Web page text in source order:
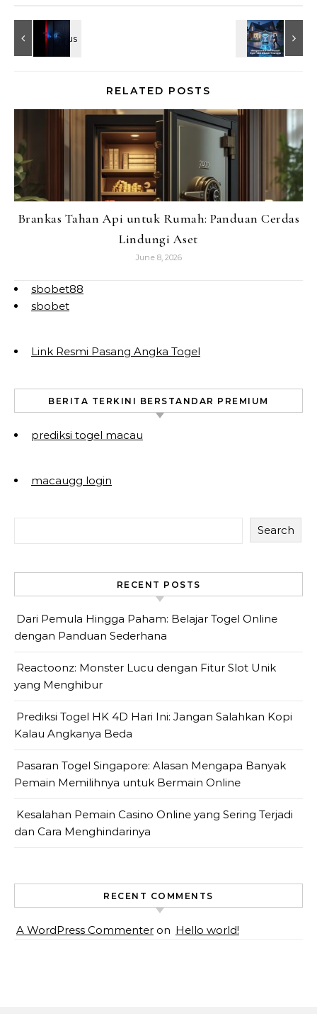
RELATED POSTS
Brankas Tahan Api untuk Rumah: Panduan Cerdas
Lindungi Aset
June 8, 2026
sbobet88
sbobet
Link Resmi Pasang Angka Togel
BERITA TERKINI BERSTANDAR PREMIUM
prediksi togel macau
macaugg login
Search
RECENT POSTS
Dari Pemula Hingga Paham: Belajar Togel Online
dengan Panduan Sederhana
Reactoonz: Monster Lucu dengan Fitur Slot Unik
yang Menghibur
Prediksi Togel HK 4D Hari Ini: Jangan Salahkan Kopi
Kalau Angkanya Beda
Pasaran Togel Singapore: Alasan Mengapa Banyak
Pemain Memilihnya untuk Bermain Online
Kesalahan Pemain Casino Online yang Sering Terjadi
dan Cara Menghindarinya
RECENT COMMENTS
A WordPress Commenter on Hello world!